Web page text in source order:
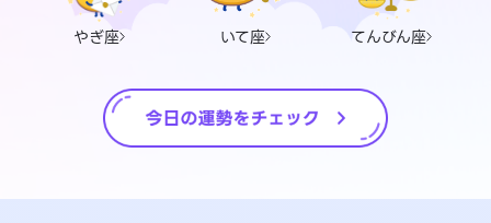
やぎ座 いて座 てんびん座